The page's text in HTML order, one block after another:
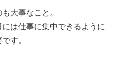
大事なこと。
は仕事に集中できるように
す。